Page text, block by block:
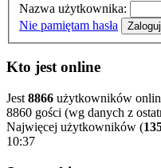
Nazwa użytkownika:
Nie pamiętam hasła
Kto jest online
Jest 8866 użytkowników
8860 gości (wg danych z
Najwięcej użytkowników (
10:37